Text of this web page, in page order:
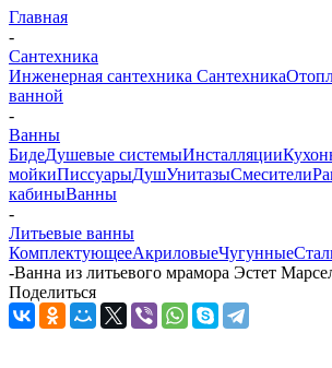
Главная
-
Сантехника
Инженерная сантехника Сантехника
ванной
-
Ванны
БидеДушевые системыИнсталляции
мойкиПиссуарыДушУнитазыСмесители
кабиныВанны
-
Литьевые ванны
КомплектующееАкриловыеЧугунные
-Ванна из литьевого мрамора Эстет
Поделиться